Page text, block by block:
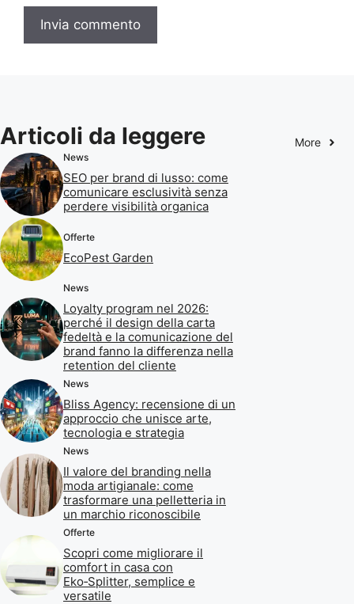
Articoli da leggere More
News
SEO per brand di lusso: come
comunicare esclusività senza
perdere visibilità organica
Offerte
EcoPest Garden
News
Loyalty program nel 2026:
perché il design della carta
fedeltà e la comunicazione del
brand fanno la differenza nella
retention del cliente
News
Bliss Agency: recensione di un
approccio che unisce arte,
tecnologia e strategia
News
Il valore del branding nella
moda artigianale: come
trasformare una pelletteria in
un marchio riconoscibile
Offerte
Scopri come migliorare il
comfort in casa con
Eko‑Splitter, semplice e
versatile